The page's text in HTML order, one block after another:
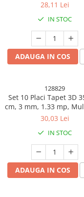
Polietilena, Model
Piatra Maro
28,11 Lei
IN STOC
ADAUGA IN COS
128829
Set 10 Placi Tapet 3D
cm, 3 mm, 1.33 mp,
30,03 Lei
IN STOC
ADAUGA IN COS